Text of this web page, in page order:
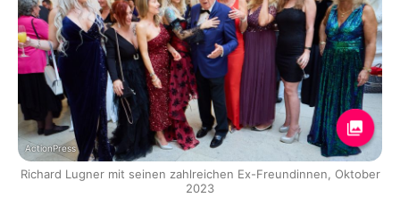
ActionPress
Richard Lugner mit seinen zahlreichen Ex-Freundinnen, Oktober
2023